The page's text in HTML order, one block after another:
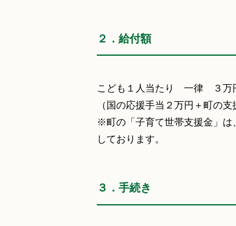
２．給付額
こども１人当たり 一律 ３万
（国の応援手当２万円＋町の支
※町の「子育て世帯支援金」は
しております。
３．手続き